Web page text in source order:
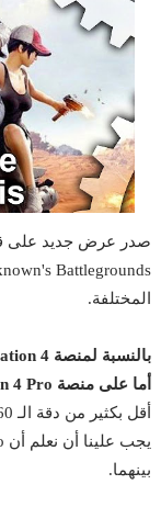
المختلفة.
أما على منصة PlayStation 4 Pro فاللعبة تعمل على دقة 1440p
بينهما.